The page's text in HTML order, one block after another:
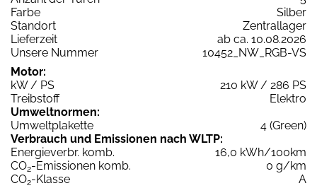
Farbe
Silber
Standort
Zentrallager
Lieferzeit
ab ca. 10.08.2026
Unsere Nummer
10452_NW_RGB-VS
Motor:
kW / PS
210 kW / 286 PS
Treibstoff
Elektro
Umweltnormen:
Umweltplakette
4 (Green)
Verbrauch und Emissionen nach WLTP:
Energieverbr. komb.
16,0 kWh/100km
CO2-Emissionen komb.
0 g/km
CO2-Klasse
A